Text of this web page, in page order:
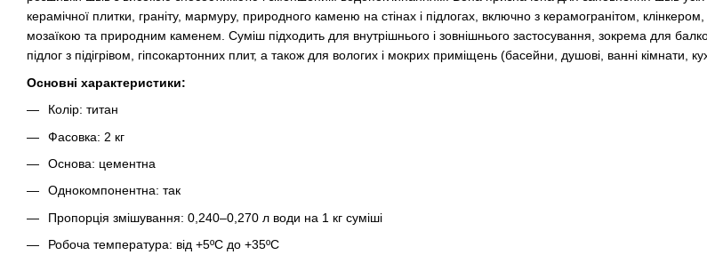
керамічної плитки, граніту, мармуру, природного каменю на стінах і підлогах, включно з керамогранітом,
мозаїкою та природним каменем. Суміш підходить для внутрішнього і зовнішнього застосування, зокрема для
підлог з підігрівом, гіпсокартонних плит, а також для вологих і мокрих приміщень (басейни, душові, ванні кімнати,
Основні характеристики:
Колір: титан
Фасовка: 2 кг
Основа: цементна
Однокомпонентна: так
Пропорція змішування: 0,240–0,270 л води на 1 кг суміші
Робоча температура: від +5ºC до +35ºC